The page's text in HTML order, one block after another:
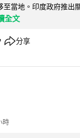
至當地。印度政府推出
全文
分享
時